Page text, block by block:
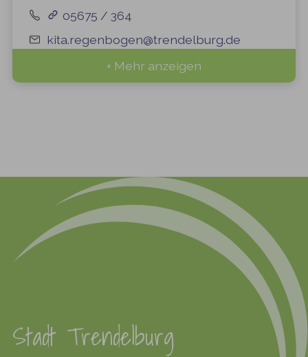
05675 / 364
kita.regenbogen@trendelburg.de
+ Mehr anzeigen
Stadt Trendelburg